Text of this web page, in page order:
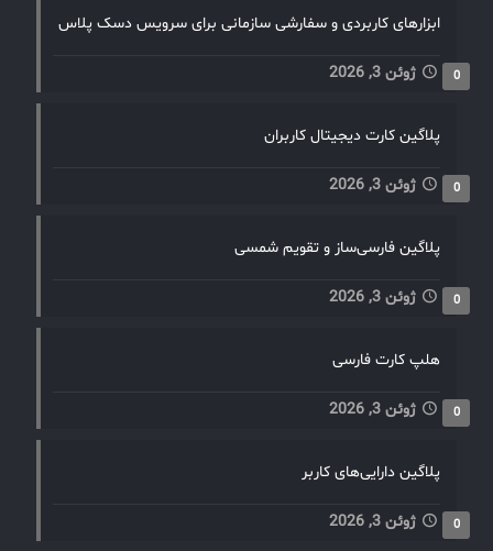
ابزارهای کاربردی و سفارشی سازمانی برای سرویس دسک پلاس
ژوئن 3, 2026 0
پلاگین کارت دیجیتال کاربران
ژوئن 3, 2026 0
پلاگین فارسی‌ساز و تقویم شمسی
ژوئن 3, 2026 0
هلپ کارت فارسی
ژوئن 3, 2026 0
پلاگین دارایی‌های کاربر
ژوئن 3, 2026 0